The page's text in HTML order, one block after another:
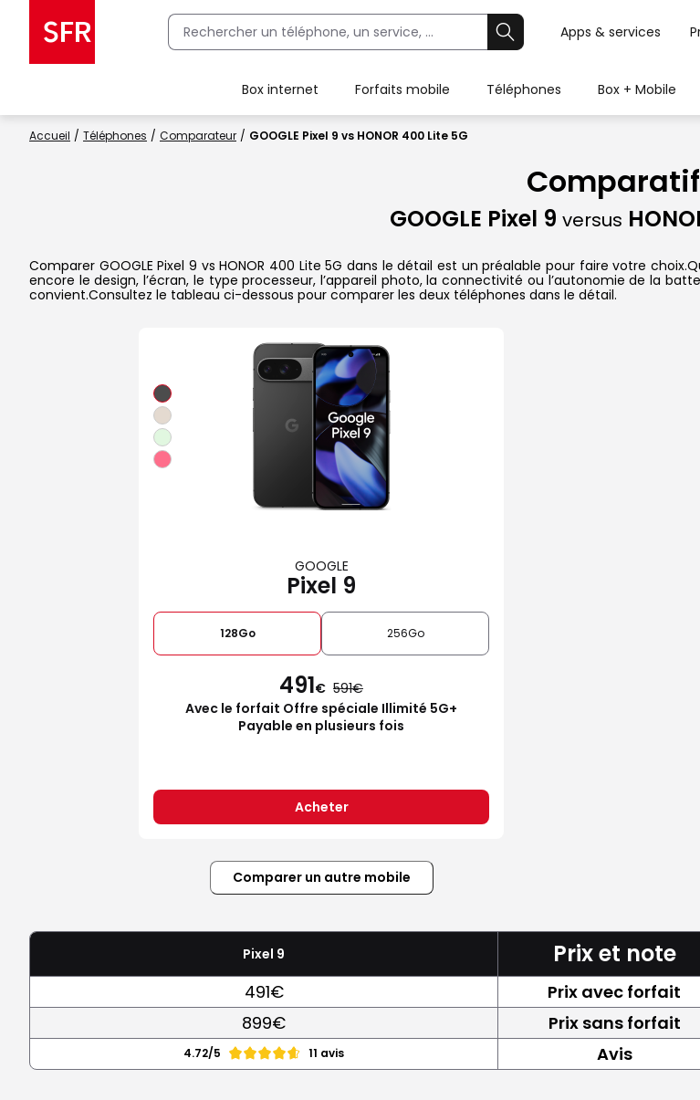
Apps & services
Box internet Forfaits mobile Téléphones Box + Mobile
Accueil Téléphones Comparateur GOOGLE Pixel 9 vs HONOR 400 Lite 5G
Comparatif
GOOGLE Pixel 9 versus
Comparer GOOGLE Pixel 9 vs HONOR 400 Lite 5G dans le détail est un préalable pour faire votre
encore le design, l’écran, le type processeur, l’appareil photo, la connectivité ou l’autonomie de la
convient.Consultez le tableau ci-dessous pour comparer les deux téléphones dans le détail.
GOOGLE
Pixel 9
128Go 256Go
491€ 591
Avec le forfait Offre spéciale Illimité 5G+
Payable en plusieurs fois
Acheter
Comparer un autre mobile
Pixel 9 Prix et note
491€ Prix avec forfait
899€
Prix sans forfait
4.72/5 11 avis Avis